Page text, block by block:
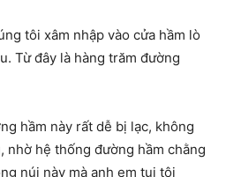
tôi xâm nhập vào cửa hầm lò
Từ đây là hàng trăm đường
hầm này rất dễ bị lạc, không
nhờ hệ thống đường hầm chằng
núi này mà anh em tụi tôi